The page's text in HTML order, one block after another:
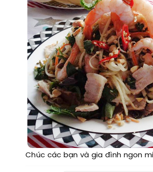
Chúc các bạn và gia đình ngon